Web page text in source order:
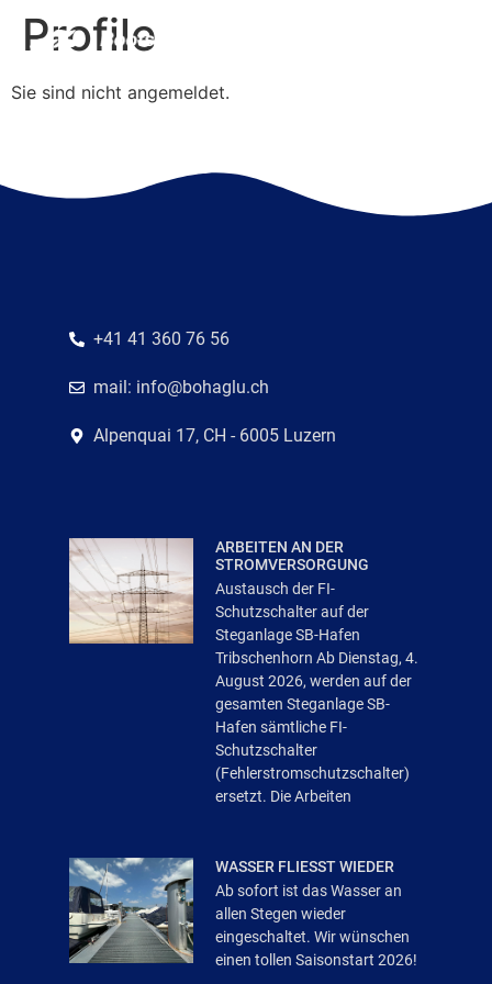
Profile
Sie sind nicht angemeldet.
+41 41 360 76 56
mail: info@bohaglu.ch
Alpenquai 17, CH - 6005 Luzern
ARBEITEN AN DER
STROMVERSORGUNG
Austausch der FI-
Schutzschalter auf der
Steganlage SB-Hafen
Tribschenhorn Ab Dienstag, 4.
August 2026, werden auf der
gesamten Steganlage SB-
Hafen sämtliche FI-
Schutzschalter
(Fehlerstromschutzschalter)
ersetzt. Die Arbeiten
WASSER FLIESST WIEDER
Ab sofort ist das Wasser an
allen Stegen wieder
eingeschaltet. Wir wünschen
einen tollen Saisonstart 2026!